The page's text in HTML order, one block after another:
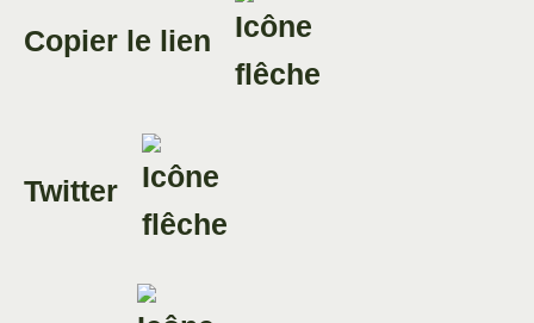
Copier le lien
Twitter